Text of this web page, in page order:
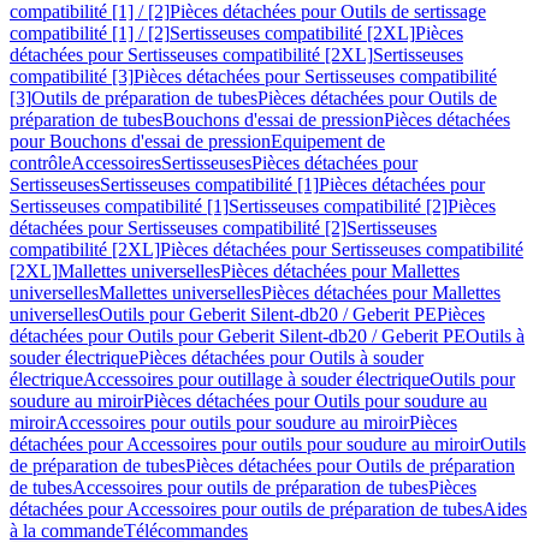
compatibilité [1] / [2]Pièces détachées pour Outils de sertissage
compatibilité [1] / [2]Sertisseuses compatibilité [2XL]Pièces
détachées pour Sertisseuses compatibilité [2XL]Sertisseuses
compatibilité [3]Pièces détachées pour Sertisseuses compatibilité
[3]Outils de préparation de tubesPièces détachées pour Outils de
préparation de tubesBouchons d'essai de pressionPièces détachées
pour Bouchons d'essai de pressionEquipement de
contrôleAccessoiresSertisseusesPièces détachées pour
SertisseusesSertisseuses compatibilité [1]Pièces détachées pour
Sertisseuses compatibilité [1]Sertisseuses compatibilité [2]Pièces
détachées pour Sertisseuses compatibilité [2]Sertisseuses
compatibilité [2XL]Pièces détachées pour Sertisseuses compatibilité
[2XL]Mallettes universellesPièces détachées pour Mallettes
universellesMallettes universellesPièces détachées pour Mallettes
universellesOutils pour Geberit Silent-db20 / Geberit PEPièces
détachées pour Outils pour Geberit Silent-db20 / Geberit PEOutils à
souder électriquePièces détachées pour Outils à souder
électriqueAccessoires pour outillage à souder électriqueOutils pour
soudure au miroirPièces détachées pour Outils pour soudure au
miroirAccessoires pour outils pour soudure au miroirPièces
détachées pour Accessoires pour outils pour soudure au miroirOutils
de préparation de tubesPièces détachées pour Outils de préparation
de tubesAccessoires pour outils de préparation de tubesPièces
détachées pour Accessoires pour outils de préparation de tubesAides
à la commandeTélécommandes